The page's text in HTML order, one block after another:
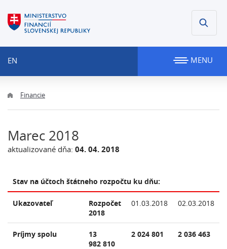
EN MENU
Financie
Marec 2018
aktualizované dňa: 04. 04. 2018
Stav na účtoch štátneho rozpočtu ku dňu:
Ukazovateľ
Rozpočet
2018
01.03.2018 02.03.2018
Príjmy spolu
13
982 810
2 024 801 2 036 463